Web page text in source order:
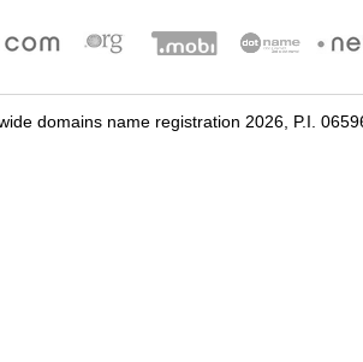
domains name registration 2026, P.I.